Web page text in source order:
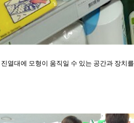
열대에 모형이 움직일 수 있는 공간과 장치